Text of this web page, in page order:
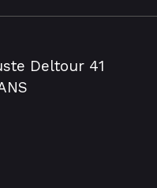
Deltour 41